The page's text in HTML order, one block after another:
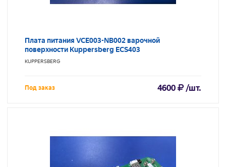
Плата питания VCE003-NB002 варочной
поверхности Kuppersberg ECS403
KUPPERSBERG
Под заказ 4600 /шт.